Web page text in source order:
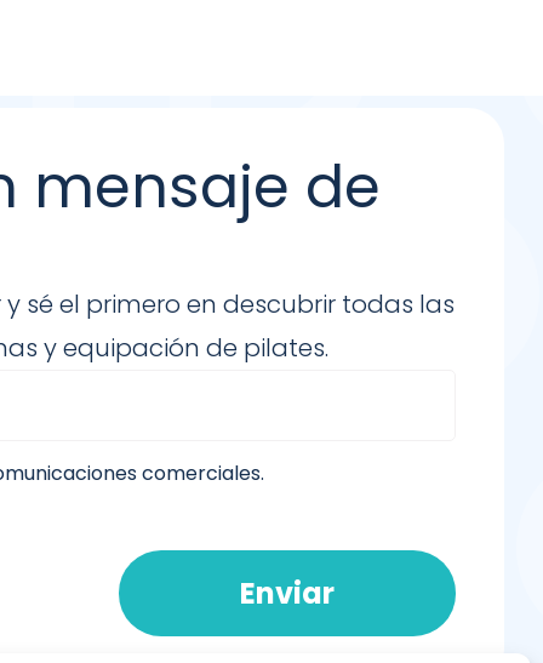
mensaje de
sé el primero en descubrir todas las
y equipación de pilates.
comerciales.
Enviar